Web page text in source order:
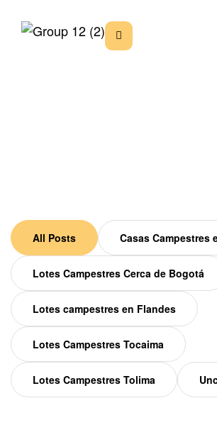
All Posts Casas Campestres
Lotes Campestres Cerca de Bogotá
Lotes campestres en Flandes
Lotes Campestres Tocaima
Lotes Campestres Tolima